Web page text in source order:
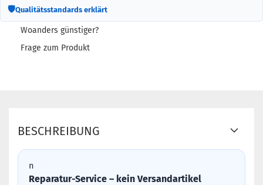
🛡Qualitätsstandards erklärt
Woanders günstiger?
Frage zum Produkt
BESCHREIBUNG
n
Reparatur-Service – kein Versandartikel